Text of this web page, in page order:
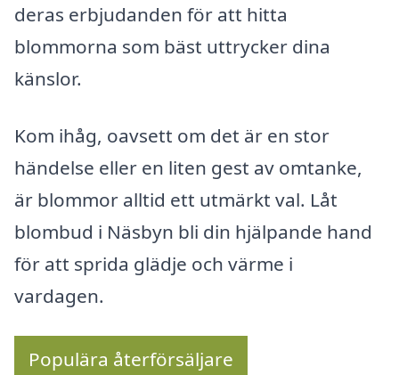
deras erbjudanden för att hitta
blommorna som bäst uttrycker dina
känslor.
Kom ihåg, oavsett om det är en stor
händelse eller en liten gest av omtanke,
är blommor alltid ett utmärkt val. Låt
blombud i Näsbyn bli din hjälpande hand
för att sprida glädje och värme i
vardagen.
Populära återförsäljare